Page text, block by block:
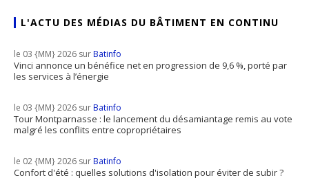
L'ACTU DES MÉDIAS DU BÂTIMENT EN CONTINU
le 03 {MM} 2026 surBatinfo
Vinci annonce un bénéfice net en progression de 9,6 %, porté par
les services à l’énergie
le 03 {MM} 2026 surBatinfo
Tour Montparnasse : le lancement du désamiantage remis au vote
malgré les conflits entre copropriétaires
le 02 {MM} 2026 surBatinfo
Confort d'été : quelles solutions d'isolation pour éviter de subir ?